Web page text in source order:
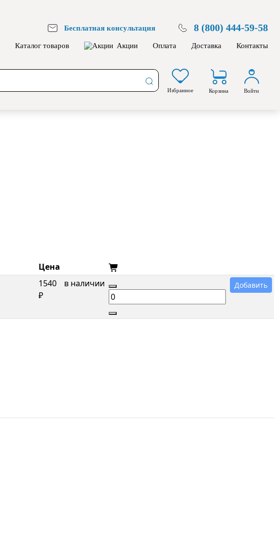
Бесплатная консультация 8 (800) 444-59-58
Каталог товаров Акции Оплата Доставка Контакты
Избранное Корзина Войти
Цена
1540
₽
в наличии Добавить